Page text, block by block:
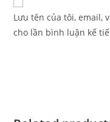
Lưu tên của tôi, email,
cho lần bình luận kế